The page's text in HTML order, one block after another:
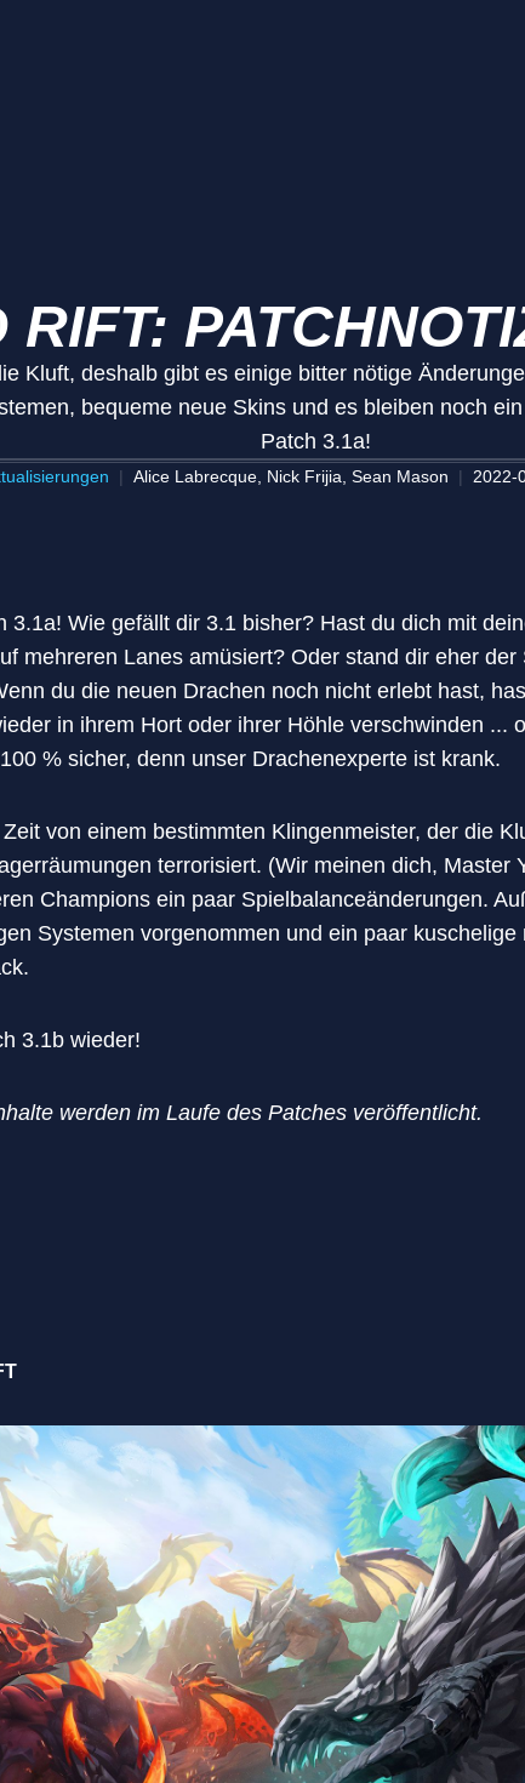
RIFT:
Kluft, deshalb gibt es einige bitter nötige
bequeme neue Skins und es bleiben noch
Patch 3.1a!
Alice Labrecque, Nick Frijia, Sean Mason 2022-
3.1a! Wie gefällt dir 3.1 bisher? Hast du dich mit
mehreren Lanes amüsiert? Oder stand dir eher
du die neuen Drachen noch nicht erlebt hast,
in ihrem Hort oder ihrer Höhle verschwinden ...
% sicher, denn unser Drachenexperte ist krank.
von einem bestimmten Klingenmeister, der die
terrorisiert. (Wir meinen dich, Master
Champions ein paar Spielbalanceänderungen.
Systemen vorgenommen und ein paar
3.1b wieder!
werden im Laufe des Patches veröffentlicht.